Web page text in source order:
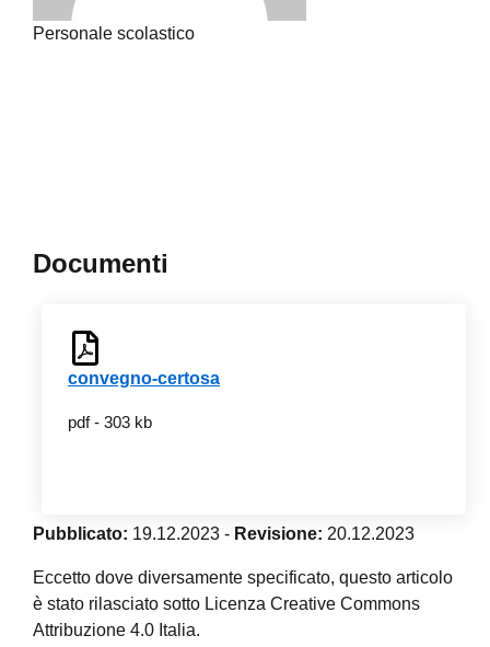
Personale scolastico
Documenti
convegno-certosa
pdf - 303 kb
Pubblicato: 19.12.2023 - Revisione: 20.12.2023
Eccetto dove diversamente specificato, questo articolo
è stato rilasciato sotto Licenza Creative Commons
Attribuzione 4.0 Italia.